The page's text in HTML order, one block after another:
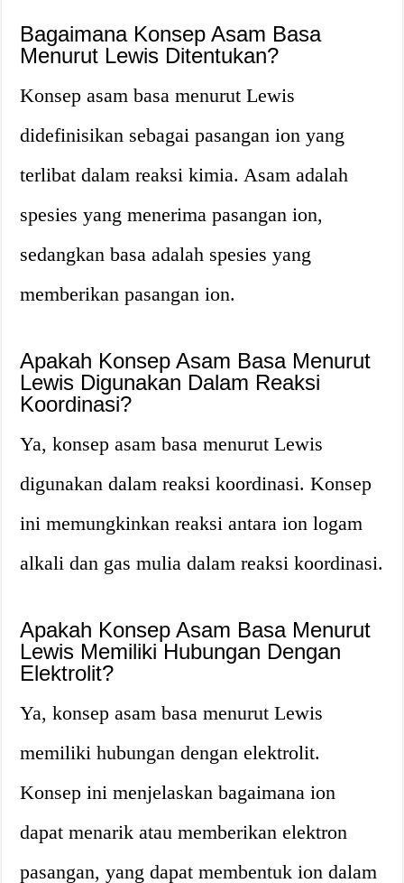
Bagaimana Konsep Asam Basa
Menurut Lewis Ditentukan?
Konsep asam basa menurut Lewis
didefinisikan sebagai pasangan ion yang
terlibat dalam reaksi kimia. Asam adalah
spesies yang menerima pasangan ion,
sedangkan basa adalah spesies yang
memberikan pasangan ion.
Apakah Konsep Asam Basa Menurut
Lewis Digunakan Dalam Reaksi
Koordinasi?
Ya, konsep asam basa menurut Lewis
digunakan dalam reaksi koordinasi. Konsep
ini memungkinkan reaksi antara ion logam
alkali dan gas mulia dalam reaksi koordinasi.
Apakah Konsep Asam Basa Menurut
Lewis Memiliki Hubungan Dengan
Elektrolit?
Ya, konsep asam basa menurut Lewis
memiliki hubungan dengan elektrolit.
Konsep ini menjelaskan bagaimana ion
dapat menarik atau memberikan elektron
pasangan, yang dapat membentuk ion dalam